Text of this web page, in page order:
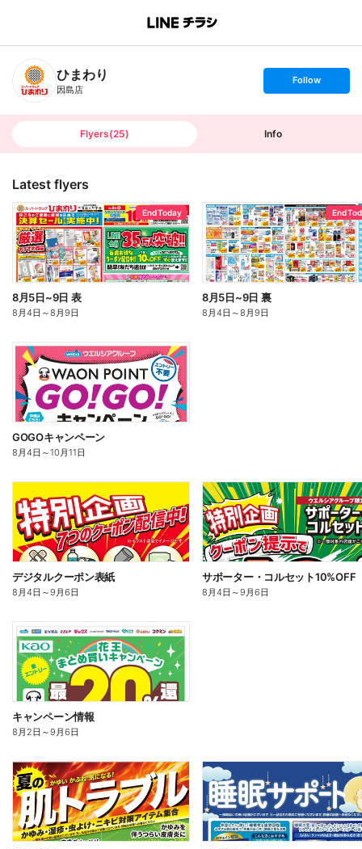
B
n
T
ひまわり
因島店
s
t
o
Follow
Flyers(25) Info
Latest flyers
End Today
8月5日~9日 表
8月4日 ～8月9日
End
8月5日~9日 裏
8月4日 ～8月9日
GOGOキャンペーン
8月4日 ～10月11日
デジタルクーポン表紙
8月4日 ～9月6日
サポーター・コルセット10%OFF
8月4日 ～9月6日
キャンペーン情報
8月2日 ～9月6日